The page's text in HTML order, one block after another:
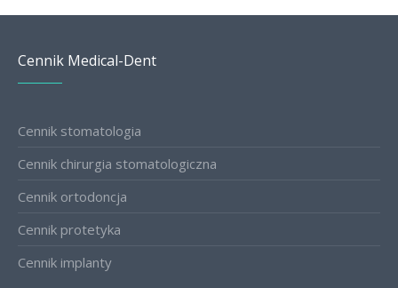
Cennik Medical-Dent
Cennik stomatologia
Cennik chirurgia stomatologiczna
Cennik ortodoncja
Cennik protetyka
Cennik implanty